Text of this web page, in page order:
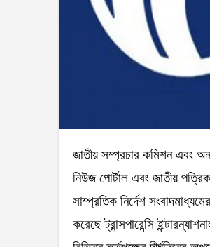
জাতীয় সম্প্রচার কমিশন এবং অনলাইন গণমাধ্যম নীতিমালা এখনো চূড়ান্ত হয়নি। তার আগেই দেশের সমস্ত অনলাইন
নিউজ পোর্টাল এবং জাতীয়
সাম্প্রতিক নির্দেশ
করেছে ট্রান্সপারেন্সি